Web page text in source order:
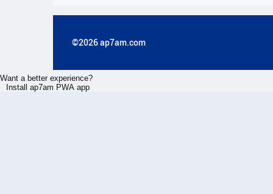
©2026 ap7am.com
Want a better experience?
Install ap7am PWA app